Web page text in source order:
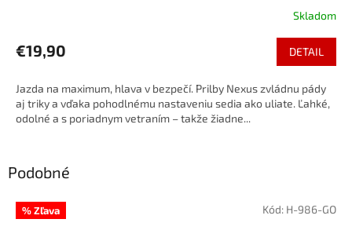
Skladom
€19,90 DETAIL
Jazda na maximum, hlava v bezpečí. Prilby Nexus zvládnu pády
aj triky a vďaka pohodlnému nastaveniu sedia ako uliate. Ľahké,
odolné a s poriadnym vetraním – takže žiadne...
Podobné
% Zľava Kód: H-986-GO